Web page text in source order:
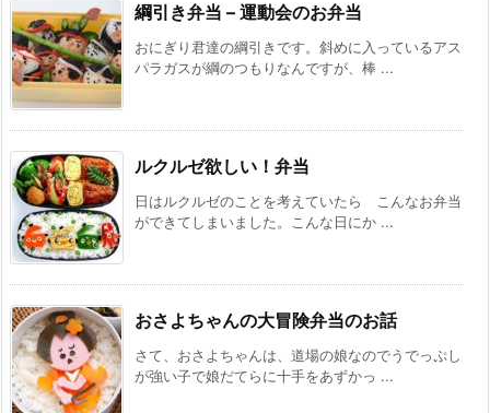
綱引き弁当 – 運動会のお弁当
おにぎり君達の綱引きです。斜めに入っているアス
パラガスが綱のつもりなんですが、棒 ...
ルクルゼ欲しい！弁当
日はルクルゼのことを考えていたら こんなお弁当
ができてしまいました。こんな日にか ...
おさよちゃんの大冒険弁当のお話
さて、おさよちゃんは、道場の娘なのでうでっぷし
が強い子で娘だてらに十手をあずかっ ...